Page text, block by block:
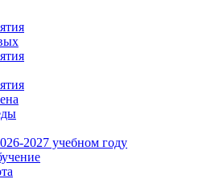
2027 учебном году